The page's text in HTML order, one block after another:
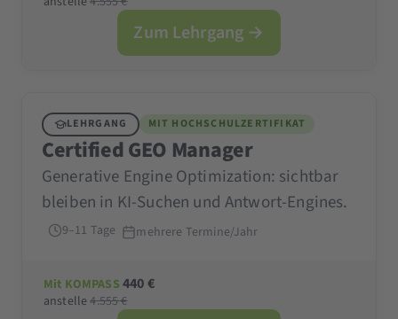
Zum Lehrgang →
LEHRGANG MIT HOCHSCHULZERTIFIKAT
Certified GEO Manager
Generative Engine Optimization: sichtbar
bleiben in KI-Suchen und Antwort-Engines.
9–11 Tage mehrere Termine/Jahr
Mit KOMPASS 440 €
anstelle4.555 €